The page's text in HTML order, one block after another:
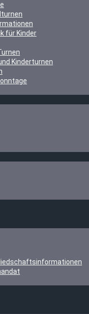
für Kinder
Kinderturnen